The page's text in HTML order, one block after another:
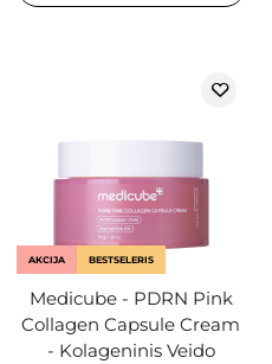
AKCIJA BESTSELERIS
Medicube - PDRN Pink
Collagen Capsule Cream
- Kolageninis Veido